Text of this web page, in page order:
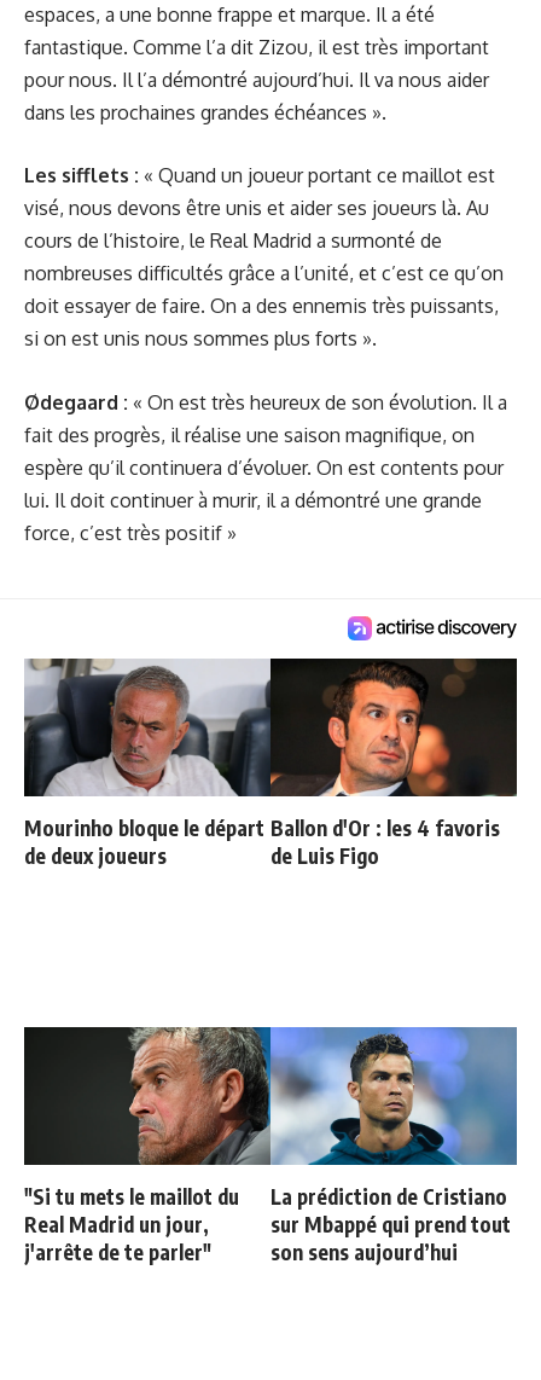
espaces, a une bonne frappe et marque. Il a été
fantastique. Comme l’a dit Zizou, il est très important
pour nous. Il l’a démontré aujourd’hui. Il va nous aider
dans les prochaines grandes échéances ».
Les sifflets : « Quand un joueur portant ce maillot est
visé, nous devons être unis et aider ses joueurs là. Au
cours de l’histoire, le Real Madrid a surmonté de
nombreuses difficultés grâce a l’unité, et c’est ce qu’on
doit essayer de faire. On a des ennemis très puissants,
si on est unis nous sommes plus forts ».
Ødegaard : « On est très heureux de son évolution. Il a
fait des progrès, il réalise une saison magnifique, on
espère qu’il continuera d’évoluer. On est contents pour
lui. Il doit continuer à murir, il a démontré une grande
force, c’est très positif »
Mourinho bloque le départ
de deux joueurs
Ballon d'Or : les 4 favoris
de Luis Figo
"Si tu mets le maillot du
Real Madrid un jour,
j'arrête de te parler"
La prédiction de Cristiano
sur Mbappé qui prend tout
son sens aujourd’hui